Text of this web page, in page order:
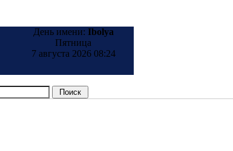
День имени: Ibolya
Пятница
7 августа 2026 08:24